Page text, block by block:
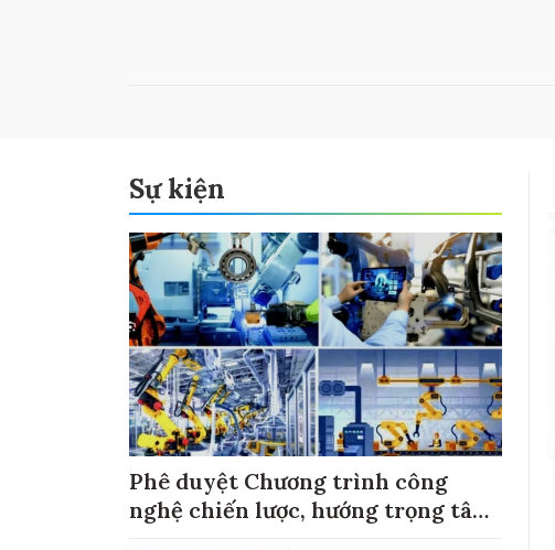
Sự kiện
Phê duyệt Chương trình công
nghệ chiến lược, hướng trọng tâm